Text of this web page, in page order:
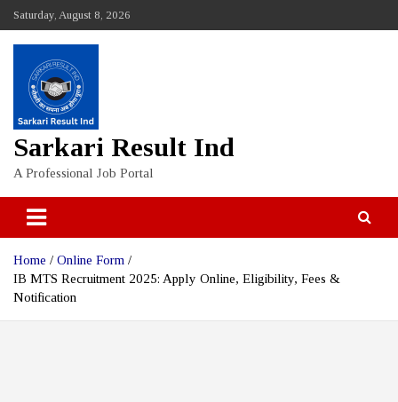
content
Saturday, August 8, 2026
Sarkari Result Ind
A Professional Job Portal
Home
Online Form
IB MTS Recruitment 2025: Apply Online, Eligibility, Fees &
Notification